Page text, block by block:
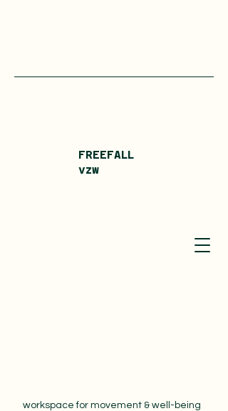
FREEFALL
vzw
workspace for movement & well-being